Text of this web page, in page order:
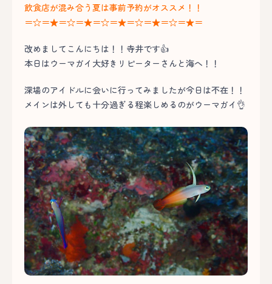
飲食店が混み合う夏は事前予約がオススメ！！
＝☆＝★＝☆＝★＝☆＝★＝☆＝★＝☆＝★＝
改めましてこんにちは！！寺井です👍
本日はウーマガイ大好きリピーターさんと海へ！！
深場のアイドルに会いに行ってみましたが今日は不在！！
メインは外しても十分過ぎる程楽しめるのがウーマガイ👌